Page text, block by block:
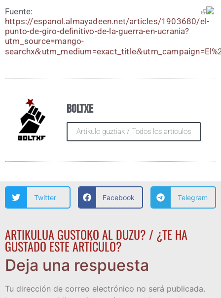
Fuen­te:
https://espanol.almayadeen.net/articles/1903680/el-
punto-de-giro-definitivo-de-la-guerra-en-ucrania?
utm_source=mango-
searchx&utm_medium=exact_title&
Boltxe
Artikulo guztiak / Todos los artículos
Twitter Facebook Telegram
ARTIKULUA GUSTOKO AL DUZU? / ¿TE HA
GUSTADO ESTE ARTÍCULO?
Deja una respuesta
Tu dirección de correo electrónico no será publicada.